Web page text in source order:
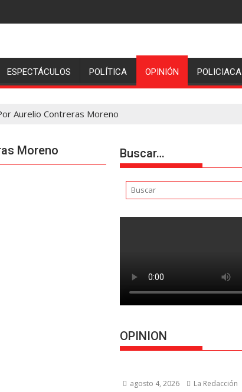
ESPECTÁCULOS POLÍTICA OPINIÓN POLICIACA
Aurelio Contreras Moreno
Moreno Buscar…
OPINION
agosto 4, 2026 La Redacción